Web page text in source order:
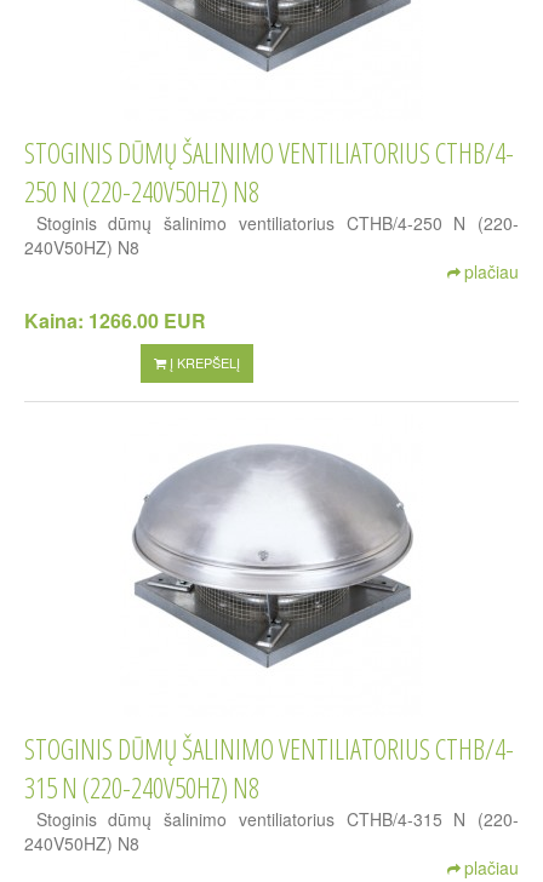
STOGINIS DŪMŲ ŠALINIMO VENTILIATORIUS CTHB/4-
250 N (220-240V50HZ) N8
Stoginis dūmų šalinimo ventiliatorius CTHB/4-250 N (220-
240V50HZ) N8
plačiau
Kaina: 1266.00 EUR
Į KREPŠELĮ
STOGINIS DŪMŲ ŠALINIMO VENTILIATORIUS CTHB/4-
315 N (220-240V50HZ) N8
Stoginis dūmų šalinimo ventiliatorius CTHB/4-315 N (220-
240V50HZ) N8
plačiau